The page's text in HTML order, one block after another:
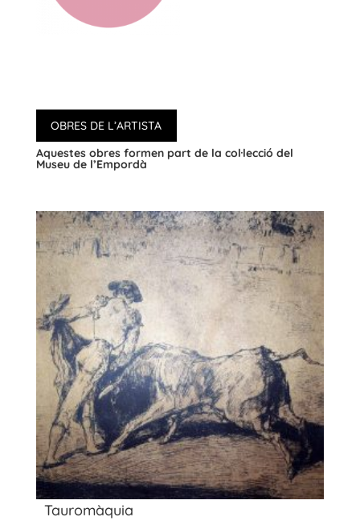
OBRES DE L’ARTISTA
Aquestes obres formen part de la col·lecció del
Museu de l’Empordà
Tauromàquia